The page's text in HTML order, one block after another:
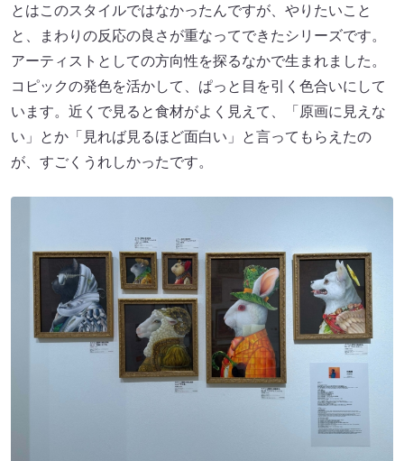
とはこのスタイルではなかったんですが、やりたいこと
と、まわりの反応の良さが重なってできたシリーズです。
アーティストとしての方向性を探るなかで生まれました。
コピックの発色を活かして、ぱっと目を引く色合いにして
います。近くで見ると食材がよく見えて、「原画に見えな
い」とか「見れば見るほど面白い」と言ってもらえたの
が、すごくうれしかったです。